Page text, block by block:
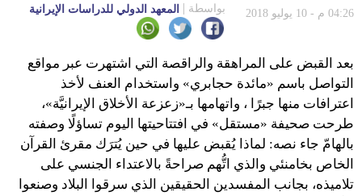
04:26 م - 10 يوليو 2018 بواسطة المعهد الدولي للدراسات الإيرانية
بعد القبض على المراهقة والراقصة التي اشتهرت عبر مواقع
التواصل باسم «مائدة حجابري» واستخدام العنف لأخذ
اعترافات منها جبرًا ، واتهامها بـ«زعزعة الأخلاق الإيرانيَّة»،
طرحت صحيفة «مستقل» في افتتاحيتها اليوم تساؤلًا وصفته
بالهامّ جاء نصه: لماذا يُقبض عليها في حين يُترَك مقرئ القرآن
الخاص بخامنئي والذي اتُّهم صراحةً بالاعتداء الجنسي على
تلاميذه، بجانب المفسدين الحقيقين الذي سرقوا البلاد وصنعوا